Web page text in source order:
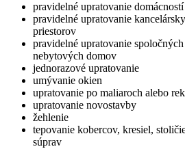
pravidelné upratovanie domácností
pravidelné upratovanie
priestorov
pravidelné upratovanie
nebytových domov
jednorazové upratovanie
umývanie okien
upratovanie po maliaroch alebo
upratovanie novostavby
žehlenie
tepovanie kobercov, kresiel,
súprav